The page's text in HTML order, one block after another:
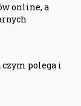
online, a
polega i